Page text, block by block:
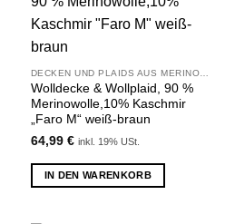
Wunschliste
Wolldecke & Wollplaid, 90 %
Merinowolle,10% Kaschmir
„Faro M“ weiß-braun
64,99 € inkl. 19% USt.
IN DEN WARENKORB